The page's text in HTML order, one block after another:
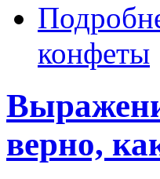
конфеты
верно,